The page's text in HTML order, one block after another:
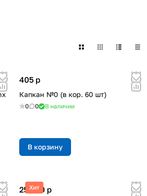
405 p
Капкан №0 (в кор. 60 шт)
0 0 В наличии
В корзину
Хит
25 680 p